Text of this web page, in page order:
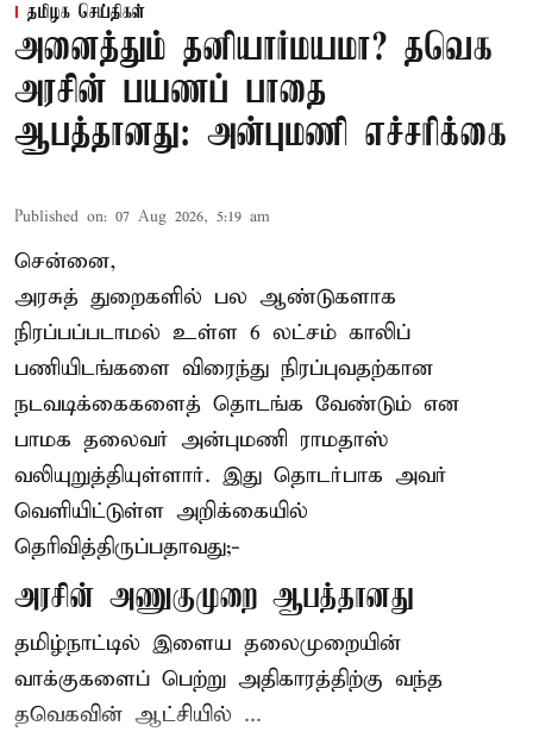
தமிழக செய்திகள்
அனைத்தும் தனியார்மயமா? தவெக
அரசின் பயணப் பாதை
ஆபத்தானது: அன்புமணி எச்சரிக்கை
Published on: 07 Aug 2026, 5:19 am
சென்னை,
அரசுத் துறைகளில் பல ஆண்டுகளாக
நிரப்பப்படாமல் உள்ள 6 லட்சம் காலிப்
பணியிடங்களை விரைந்து நிரப்புவதற்கான
நடவடிக்கைகளைத் தொடங்க வேண்டும் என
பாமக தலைவர் அன்புமணி ராமதாஸ்
வலியுறுத்தியுள்ளார். இது தொடர்பாக அவர்
வெளியிட்டுள்ள அறிக்கையில்
தெரிவித்திருப்பதாவது;-
அரசின் அணுகுமுறை ஆபத்தானது
தமிழ்நாட்டில் இளைய தலைமுறையின்
வாக்குகளைப் பெற்று அதிகாரத்திற்கு வந்த
தவெகவின் ஆட்சியில் ...